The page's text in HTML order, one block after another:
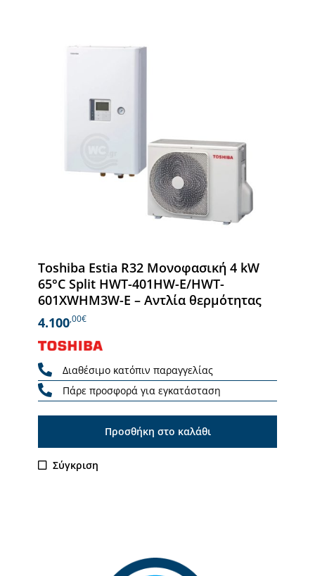
Toshiba Estia R32 Μονοφασική 4 kW
65°C Split HWT-401HW-E/HWT-
601XWHM3W-E – Αντλία θερμότητας
4.100,00€
Διαθέσιμο κατόπιν παραγγελίας
Πάρε προσφορά για εγκατάσταση
Προσθήκη στο καλάθι
Σύγκριση